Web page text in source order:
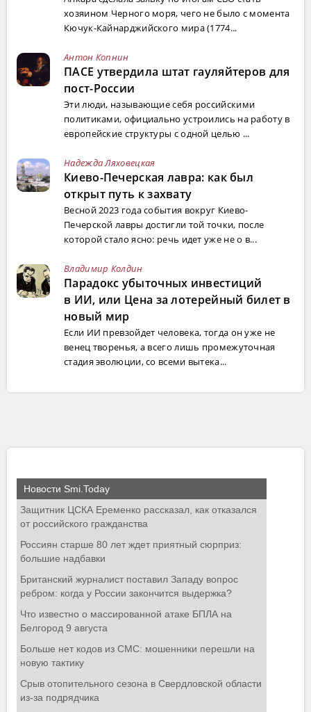
хозяином Черного моря, чего не было с момента
Кючук-Кайнарджийского мира (1774...
Антон Копнин
ПАСЕ утвердила штат гауляйтеров для
пост-России
Эти люди, называющие себя российскими
политиками, официально устроились на работу в
европейские структуры с одной целью ...
Надежда Ляховецкая
Киево-Печерская лавра: как был
открыт путь к захвату
Весной 2023 года события вокруг Киево-
Печерской лавры достигли той точки, после
которой стало ясно: речь идет уже не о в...
Владимир Колдин
Парадокс убыточных инвестиций
в ИИ, или Цена за лотерейный билет в
новый мир
Если ИИ превзойдет человека, тогда он уже не
венец творенья, а всего лишь промежуточная
стадия эволюции, со всеми вытека...